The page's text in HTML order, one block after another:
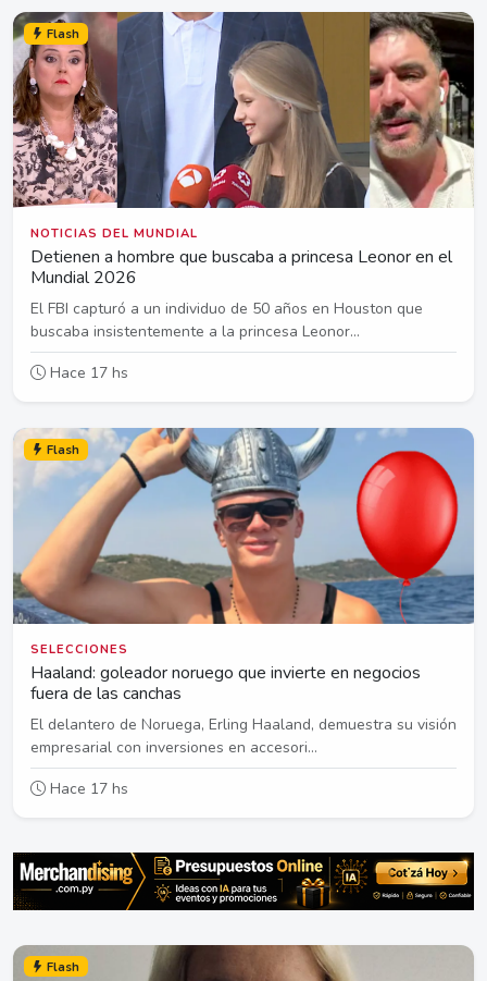
Flash
NOTICIAS DEL MUNDIAL
Detienen a hombre que buscaba a princesa Leonor en el
Mundial 2026
El FBI capturó a un individuo de 50 años en Houston que
buscaba insistentemente a la princesa Leonor...
Hace 17 hs
Flash
SELECCIONES
Haaland: goleador noruego que invierte en negocios
fuera de las canchas
El delantero de Noruega, Erling Haaland, demuestra su visión
empresarial con inversiones en accesori...
Hace 17 hs
Flash